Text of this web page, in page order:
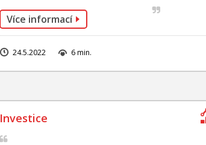
Více informací
24.5.2022 6 min.